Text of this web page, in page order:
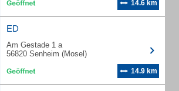
14.6 km
ED
Am Gestade 1 a
56820 Senheim (Mosel)
14.9 km